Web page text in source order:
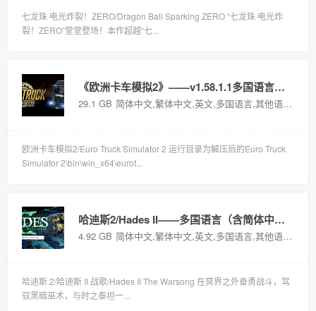
七龙珠 电光炸裂！ZERO/Dragon Ball Sparking ZERO “七龙珠 电光炸
裂！ZERO”堂堂登场！本作超越“七...
《欧洲卡车模拟2》——v1.58.1.1多国语言（含简体中文）免安装解压即玩版
29.1 GB 简体中文,繁体中文,英文,多国语言,其他语言
欧洲卡车模拟2/Euro Truck Simulator 2 运行目录为解压后的Euro Truck
Simulator 2\bin\win_x64\eurot...
哈迪斯2/Hades II——多国语言（含简体中文）免安装解压即玩版
4.92 GB 简体中文,繁体中文,英文,多国语言,其他语言
哈迪斯 2/哈迪斯 II 战歌/Hades II The Warsong 在冥界之外奋勇战斗，驾
驭黑暗巫术，与时之泰坦一...